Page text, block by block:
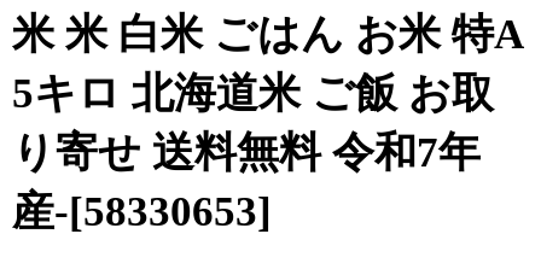
米 米 白米 ごはん お米 特A
5キロ 北海道米 ご飯 お取
り寄せ 送料無料 令和7年
産-[58330653]